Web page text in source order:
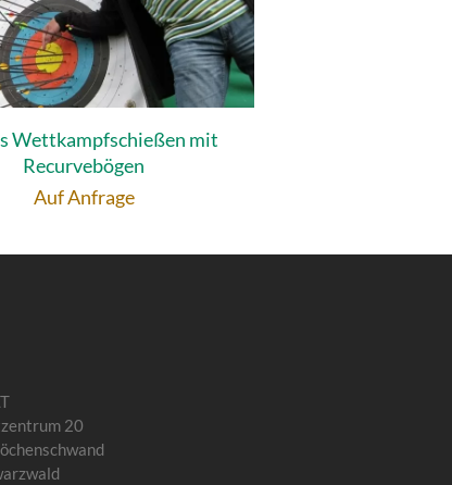
Wettkampfschießen mit
Recurvebögen
Auf Anfrage
20